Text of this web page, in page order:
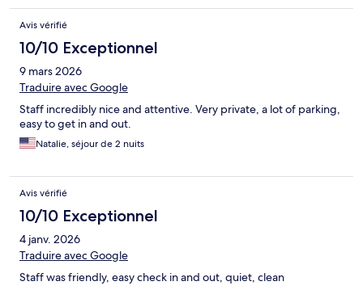
Avis vérifié
10/10 Exceptionnel
9 mars 2026
Traduire avec Google
Staff incredibly nice and attentive. Very private, a lot of parking,
easy to get in and out.
Natalie, séjour de 2 nuits
Avis vérifié
10/10 Exceptionnel
4 janv. 2026
Traduire avec Google
Staff was friendly, easy check in and out, quiet, clean